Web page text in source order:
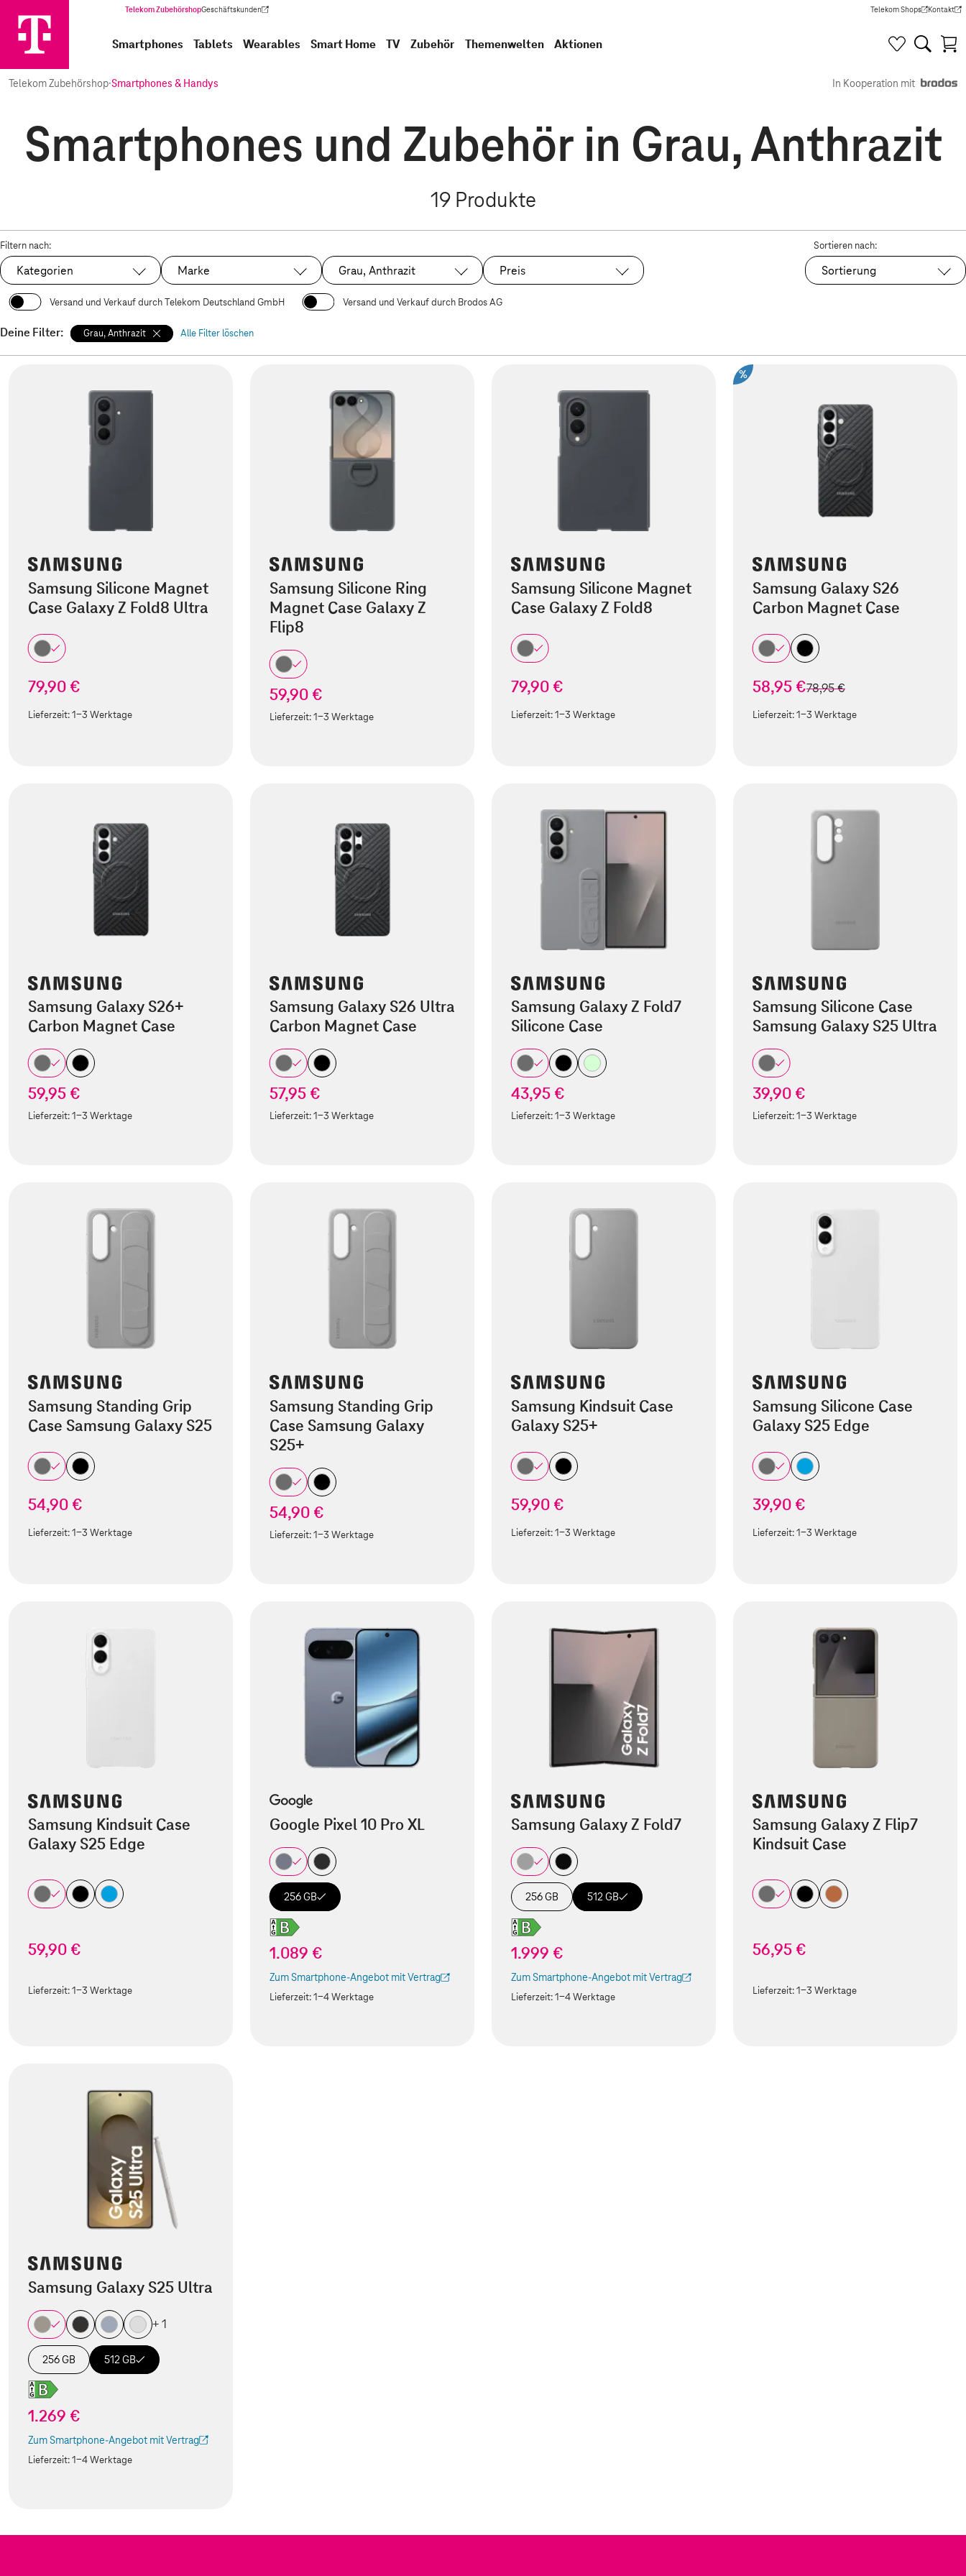
Telekom ZubehörshopGeschäftskunden
(Wird in einem neuen Tab geöffnet) Telekom Shops
(Wird in einem neuen Tab
Kontakt
(Wird in
Smartphones Tablets Wearables Smart Home TV Zubehör Themenwelten Aktionen
Telekom Zubehörshop·Smartphones & Handys In Kooperation mit
Smartphones und Zubehör in Grau, Anthrazit
19 Produkte
Filtern nach:
Kategorien Marke Ausgewählt:
Grau, Anthrazit Preis
Sortieren nach:
Sortierung
Versand und Verkauf durch Telekom Deutschland GmbH Versand und Verkauf durch Brodos AG
Deine Filter: Grau, Anthrazit Alle Filter löschen
Samsung Silicone Magnet
Case Galaxy Z Fold8 Ultra
79,90 €
Lieferzeit:1-3 Werktage
Samsung Silicone Ring
Magnet Case Galaxy Z
Flip8
59,90 €
Lieferzeit:1-3 Werktage
Samsung Silicone Magnet
Case Galaxy Z Fold8
79,90 €
Lieferzeit:1-3 Werktage
%
Samsung Galaxy S26
Carbon Magnet Case
58,95 €statt
78,95 €
Lieferzeit:1-3 Werktage
Samsung Galaxy S26+
Carbon Magnet Case
59,95 €
Lieferzeit:1-3 Werktage
Samsung Galaxy S26 Ultra
Carbon Magnet Case
57,95 €
Lieferzeit:1-3 Werktage
Samsung Galaxy Z Fold7
Silicone Case
43,95 €
Lieferzeit:1-3 Werktage
Samsung Silicone Case
Samsung Galaxy S25 Ultra
39,90 €
Lieferzeit:1-3 Werktage
Samsung Standing Grip
Case Samsung Galaxy S25
54,90 €
Lieferzeit:1-3 Werktage
Samsung Standing Grip
Case Samsung Galaxy
S25+
54,90 €
Lieferzeit:1-3 Werktage
Samsung Kindsuit Case
Galaxy S25+
59,90 €
Lieferzeit:1-3 Werktage
Samsung Silicone Case
Galaxy S25 Edge
39,90 €
Lieferzeit:1-3 Werktage
Samsung Kindsuit Case
Galaxy S25 Edge
59,90 €
Lieferzeit:1-3 Werktage
Google Pixel 10 Pro XL
256 GB
1.089 €
Zum Smartphone-Angebot mit Vertrag
(Der Link wird in einem neuen Tab geöffnet)
Lieferzeit:1-4 Werktage
Samsung Galaxy Z Fold7
256 GB 512 GB
1.999 €
Zum Smartphone-Angebot mit Vertrag
(Der Link wird in einem neuen Tab geöffnet)
Lieferzeit:1-4 Werktage
Samsung Galaxy Z Flip7
Kindsuit Case
56,95 €
Lieferzeit:1-3 Werktage
Samsung Galaxy S25 Ultra
+ 1
256 GB 512 GB
1.269 €
Zum Smartphone-Angebot mit Vertrag
(Der Link wird in einem neuen Tab geöffnet)
Lieferzeit:1-4 Werktage